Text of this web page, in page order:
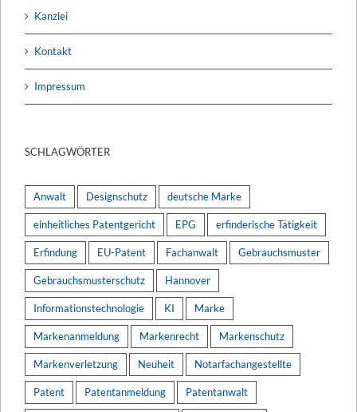
Kanzlei
Kontakt
Impressum
SCHLAGWÖRTER
Anwalt Designschutz deutsche Marke
einheitliches Patentgericht EPG erfinderische Tätigkeit
Erfindung EU-Patent Fachanwalt Gebrauchsmuster
Gebrauchsmusterschutz Hannover
Informationstechnologie KI Marke
Markenanmeldung Markenrecht Markenschutz
Markenverletzung Neuheit Notarfachangestellte
Patent Patentanmeldung Patentanwalt